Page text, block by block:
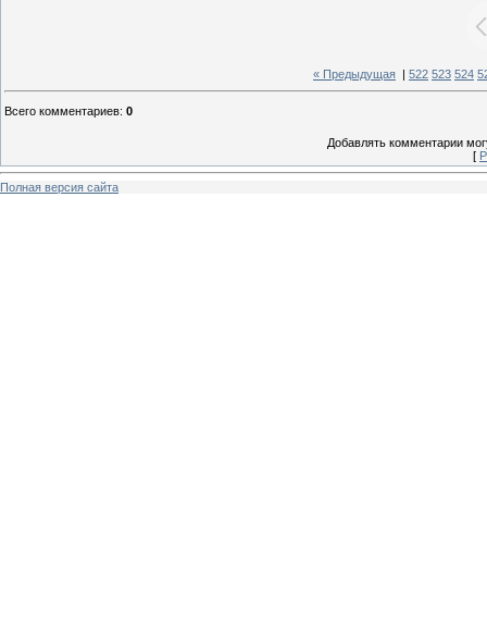
« Предыдущая 522 523 524
Всего комментариев: 0
Добавлять комментарии
[
Полная версия сайта